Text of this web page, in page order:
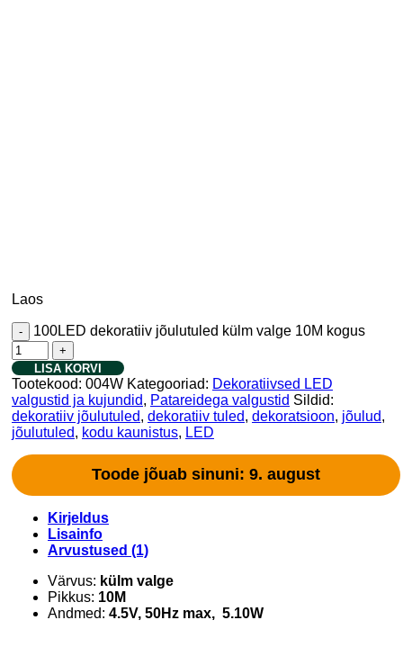
Laos
100LED dekoratiiv jõulutuled külm valge 10M kogus
LISA KORVI
Tootekood: 004W Kategooriad: Dekoratiivsed LED
valgustid ja kujundid, Patareidega valgustid Sildid:
dekoratiiv jõulutuled, dekoratiiv tuled, dekoratsioon, jõulud,
jõulutuled, kodu kaunistus, LED
Toode jõuab sinuni: 9. august
Kirjeldus
Lisainfo
Arvustused (1)
Värvus: külm valge
Pikkus: 10M
Andmed: 4.5V, 50Hz max, 5.10W